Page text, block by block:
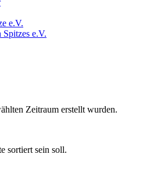
e.V.
Spitzes e.V.
Zeitraum erstellt wurden.
sortiert sein soll.